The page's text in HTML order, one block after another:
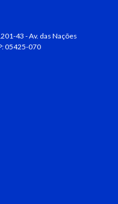
43 - Av. das Nações
05425-070